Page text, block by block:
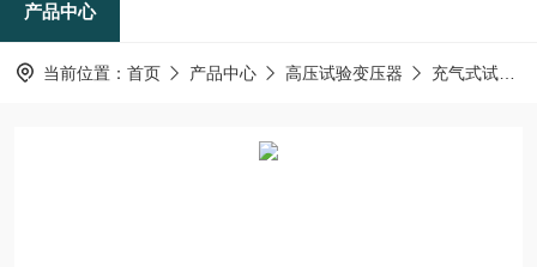
产品中心
当前位置： 首页 产品中心 高压试验变压器 充气式试验变压器